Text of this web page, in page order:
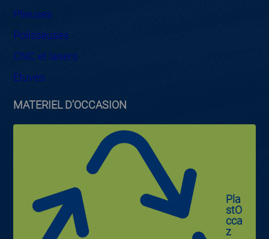
Plieuses
Polisseuses
CNC et lasers
Etuves
MATERIEL D’OCCASION
Pla
stO
cca
z